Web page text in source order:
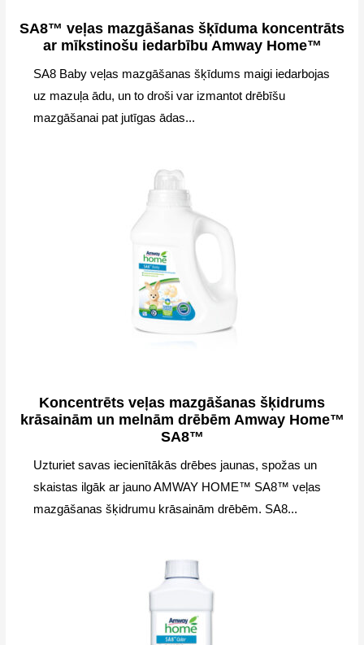
SA8™ veļas mazgāšanas šķīduma koncentrāts
ar mīkstinošu iedarbību Amway Home™
SA8 Baby veļas mazgāšanas šķīdums maigi iedarbojas
uz mazuļa ādu, un to droši var izmantot drēbīšu
mazgāšanai pat jutīgas ādas...
Koncentrēts veļas mazgāšanas šķidrums
krāsainām un melnām drēbēm Amway Home™
SA8™
Uzturiet savas iecienītākās drēbes jaunas, spožas un
skaistas ilgāk ar jauno AMWAY HOME™ SA8™ veļas
mazgāšanas šķidrumu krāsainām drēbēm. SA8...